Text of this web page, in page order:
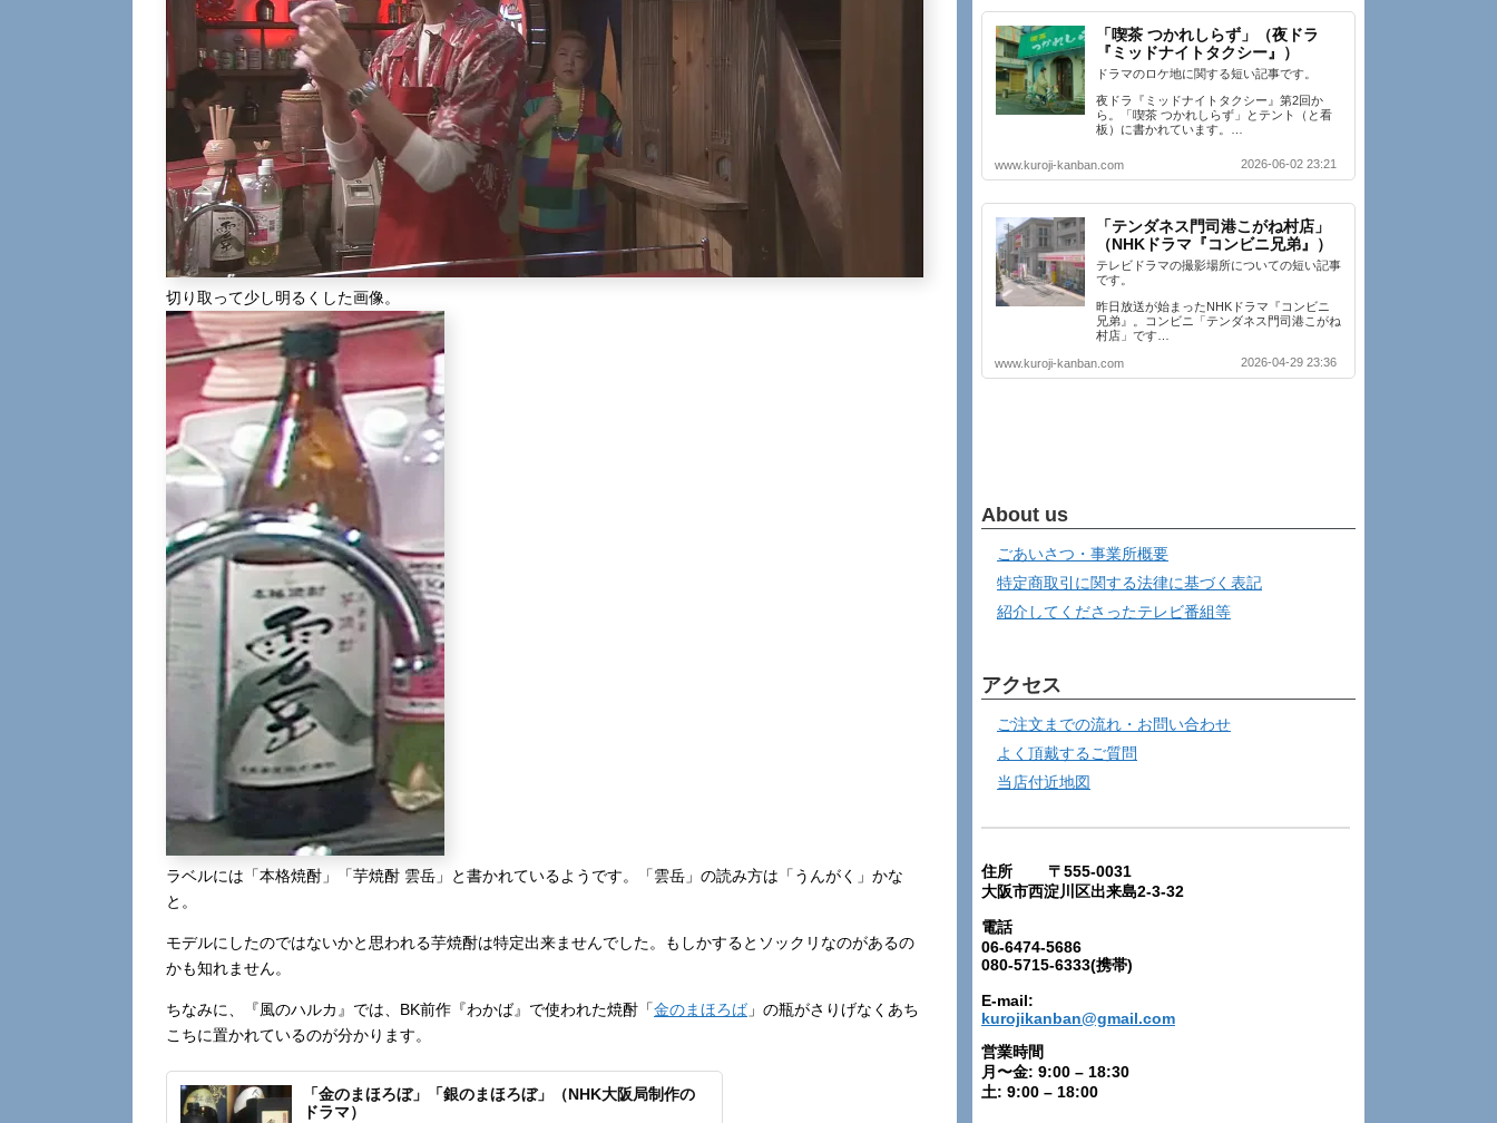
切り取って少し明るくした画像。
ラベルには「本格焼酎」「芋焼酎 雲岳」と書かれているようです。「雲岳」の読み方は「うんがく」かな
と。
モデルにしたのではないかと思われる芋焼酎は特定出来ませんでした。もしかするとソックリなのがあるの
かも知れません。
ちなみに、『風のハルカ』では、BK前作『わかば』で使われた焼酎「金のまほろば 」の瓶がさりげなくあち
こちに置かれているのが分かります。
「金のまほろぼ」「銀のまほろぼ」（NHK大阪局制作の
ドラマ）
「喫茶 つかれしらず」（夜ドラ
『ミッドナイトタクシー』）
ドラマのロケ地に関する短い記事です。
夜ドラ『ミッドナイトタクシー』第2回か
ら。「喫茶 つかれしらず」とテント（と看
板）に書かれています。…
www.kuroji-kanban.com 2026-06-02 23:21
「テンダネス門司港こがね村店」
（NHKドラマ『コンビニ兄弟』）
テレビドラマの撮影場所についての短い記事
です。
昨日放送が始まったNHKドラマ『コンビニ
兄弟』。コンビニ「テンダネス門司港こがね
村店」です…
www.kuroji-kanban.com 2026-04-29 23:36
About us
ごあいさつ・事業所概要
特定商取引に関する法律に基づく表記
紹介してくださったテレビ番組等
アクセス
ご注文までの流れ・お問い合わせ
よく頂戴するご質問
当店付近地図
住所 〒555-0031
大阪市西淀川区出来島2-3-32
電話
06-6474-5686
080-5715-6333(携帯)
E-mail:
kurojikanban@gmail.com
営業時間
月〜金: 9:00 – 18:30
土: 9:00 – 18:00